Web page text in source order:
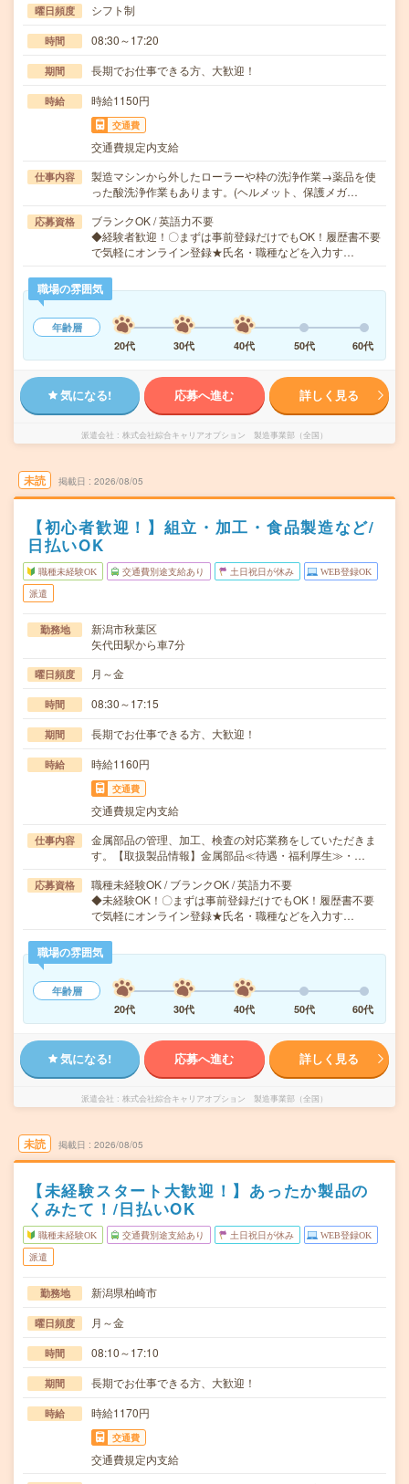
曜日頻度 シフト制
時間 08:30～17:20
期間 長期でお仕事できる方、大歓迎！
時給 時給1150円
交通費
交通費規定内支給
仕事内容
製造マシンから外したローラーや枠の洗浄作業→薬品を使
った酸洗浄作業もあります。(ヘルメット、保護メガ…
応募資格
ブランクOK / 英語力不要
◆経験者歓迎！〇まずは事前登録だけでもOK！履歴書不要
で気軽にオンライン登録★氏名・職種などを入力す…
職場の雰囲気
年齢層
20代
30代 40代 50代 60代
気になる! 応募へ進む 詳しく見る
派遣会社 株式会社綜合キャリアオプション 製造事業部（全国）
未読 掲載日 2026/08/05
【初心者歓迎！】組立・加工・食品製造など/
日払いOK
職種未経験OK 交通費別途支給あり 土日祝日が休み WEB登録OK
派遣
勤務地
新潟市秋葉区
矢代田駅から車7分
曜日頻度 月～金
時間 08:30～17:15
期間 長期でお仕事できる方、大歓迎！
時給 時給1160円
交通費
交通費規定内支給
仕事内容
金属部品の管理、加工、検査の対応業務をしていただきま
す。【取扱製品情報】金属部品≪待遇・福利厚生≫・…
応募資格
職種未経験OK / ブランクOK / 英語力不要
◆未経験OK！〇まずは事前登録だけでもOK！履歴書不要
で気軽にオンライン登録★氏名・職種などを入力す…
職場の雰囲気
年齢層
20代
30代 40代 50代 60代
気になる! 応募へ進む 詳しく見る
派遣会社 株式会社綜合キャリアオプション 製造事業部（全国）
未読 掲載日 2026/08/05
【未経験スタート大歓迎！】あったか製品の
くみたて！/日払いOK
職種未経験OK 交通費別途支給あり 土日祝日が休み WEB登録OK
派遣
勤務地 新潟県柏崎市
曜日頻度 月～金
時間 08:10～17:10
期間 長期でお仕事できる方、大歓迎！
時給 時給1170円
交通費
交通費規定内支給